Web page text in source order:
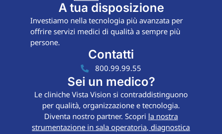
A tua disposizione
Investiamo nella tecnologia più avanzata per
offrire servizi medici di qualità a sempre più
persone.
Contatti
800.99.99.55
Sei un medico?
Le cliniche Vista Vision si contraddistinguono
per qualità, organizzazione e tecnologia.
Diventa nostro partner. Scopri la nostra
strumentazione in sala operatoria, diagnostica